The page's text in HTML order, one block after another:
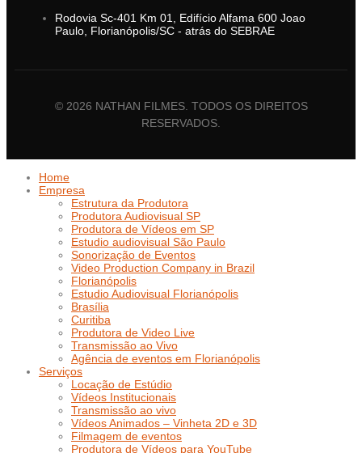
Rodovia Sc-401 Km 01, Edifício Alfama 600 Joao
Paulo, Florianópolis/SC - atrás do SEBRAE
© 2026 NATHAN FILMES. TODOS OS DIREITOS
RESERVADOS.
Home
Empresa
Estrutura da Produtora
Produtora Audiovisual SP
Produtora de Vídeos em SP
Estudio audiovisual São Paulo
Sonorização de Eventos
Video Production Company in Brazil
Florianópolis
Estudio Audiovisual Florianópolis
Brasília
Curitiba
Produtora de Video Live
Transmissão ao Vivo
Agência de eventos em Florianópolis
Serviços
Locação de Estúdio
Vídeos Institucionais
Transmissão ao vivo
Vídeos Animados – Vinheta 2D e 3D
Filmagem de eventos
Produtora de Vídeos para YouTube